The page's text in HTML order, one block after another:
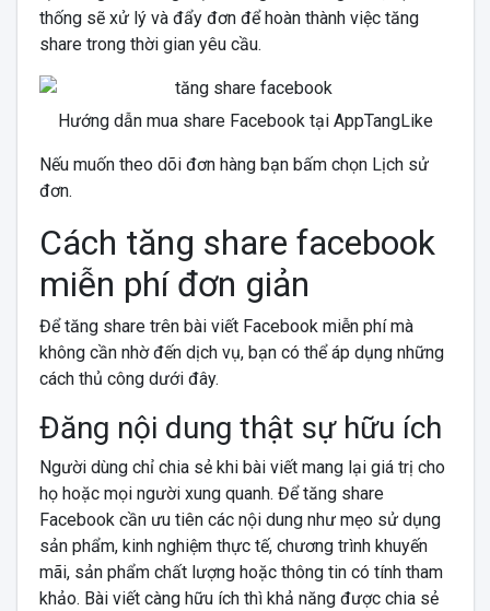
thống sẽ xử lý và đẩy đơn để hoàn thành việc tăng
share trong thời gian yêu cầu.
Hướng dẫn mua share Facebook tại AppTangLike
Nếu muốn theo dõi đơn hàng bạn bấm chọn Lịch sử
đơn.
Cách tăng share facebook
miễn phí đơn giản
Để tăng share trên bài viết Facebook miễn phí mà
không cần nhờ đến dịch vụ, bạn có thể áp dụng những
cách thủ công dưới đây.
Đăng nội dung thật sự hữu ích
Người dùng chỉ chia sẻ khi bài viết mang lại giá trị cho
họ hoặc mọi người xung quanh. Để tăng share
Facebook cần ưu tiên các nội dung như mẹo sử dụng
sản phẩm, kinh nghiệm thực tế, chương trình khuyến
mãi, sản phẩm chất lượng hoặc thông tin có tính tham
khảo. Bài viết càng hữu ích thì khả năng được chia sẻ